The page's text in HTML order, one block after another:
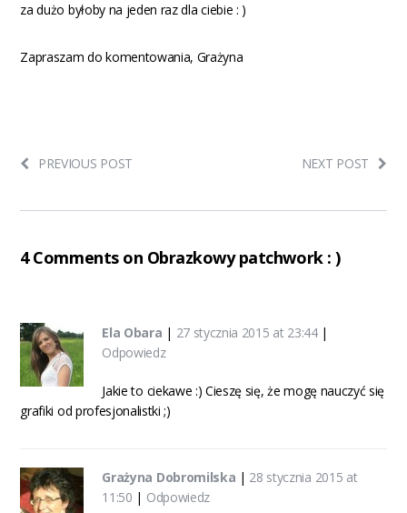
za dużo byłoby na jeden raz dla ciebie : )
Zapraszam do komentowania, Grażyna
PREVIOUS POST NEXT POST
4 Comments on Obrazkowy patchwork : )
Ela Obara | 27 stycznia 2015 at 23:44|
Odpowiedz
Jakie to ciekawe :) Cieszę się, że mogę nauczyć się
grafiki od profesjonalistki ;)
Grażyna Dobromilska | 28 stycznia 2015 at
11:50 | Odpowiedz